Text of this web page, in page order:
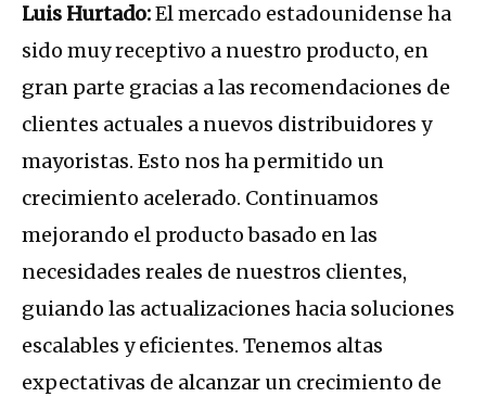
Luis Hurtado:El mercado estadounidense ha
sido muy receptivo a nuestro producto, en
gran parte gracias a las recomendaciones de
clientes actuales a nuevos distribuidores y
mayoristas. Esto nos ha permitido un
crecimiento acelerado. Continuamos
mejorando el producto basado en las
necesidades reales de nuestros clientes,
guiando las actualizaciones hacia soluciones
escalables y eficientes. Tenemos altas
expectativas de alcanzar un crecimiento de